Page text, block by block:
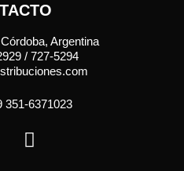
Argentina
/ 727-5294
351-6371023